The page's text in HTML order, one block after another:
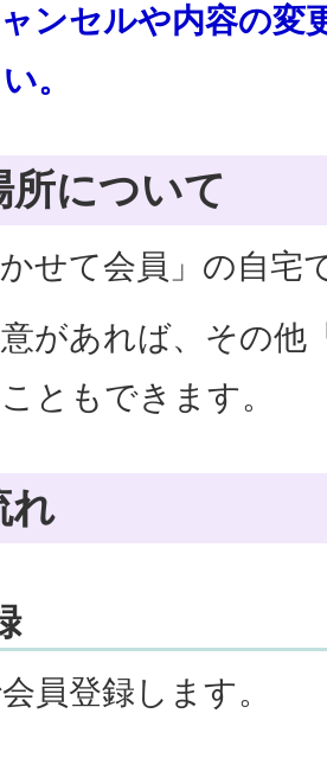
ャンセルや内容の変
。
所について
せて会員」の自宅
があれば、その他
ともできます。
れ
員登録します。